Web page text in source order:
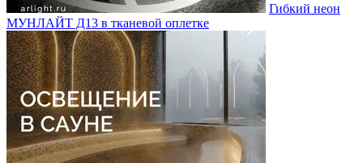
Гибкий неон
МУНЛАЙТ Д13 в тканевой оплетке